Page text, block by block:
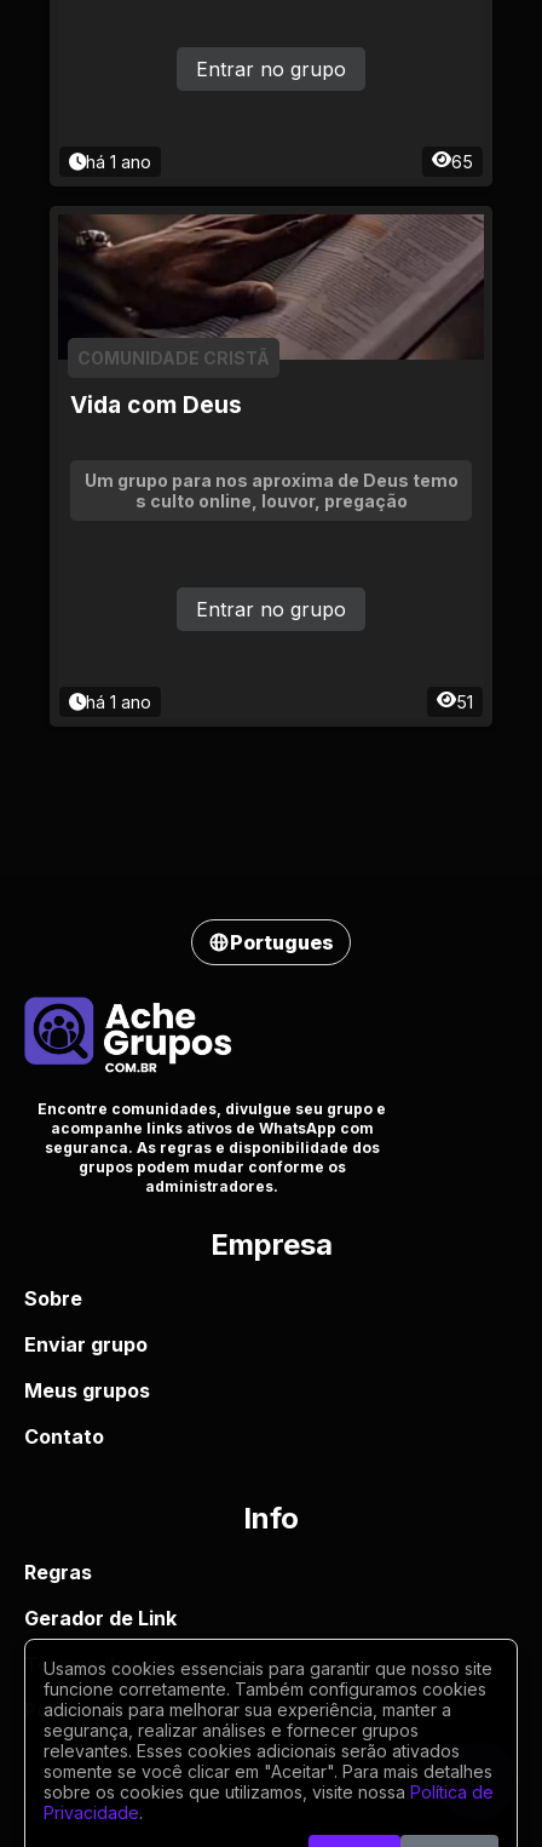
há 1 ano 65
Entrar no grupo
Vida com Deus
COMUNIDADE CRISTÃ
Um grupo para nos aproxima de Deus temo
s culto online, louvor, pregação
há 1 ano 51
Entrar no grupo
Portugues
Encontre comunidades, divulgue seu grupo e
acompanhe links ativos de WhatsApp com
seguranca. As regras e disponibilidade dos
grupos podem mudar conforme os
administradores.
Empresa
Sobre
Enviar grupo
Meus grupos
Contato
Info
Regras
Gerador de Link
Termos de uso
Politica de privacidade
Usamos cookies essenciais para garantir que nosso site
funcione corretamente. Também configuramos cookies
adicionais para melhorar sua experiência, manter a
segurança, realizar análises e fornecer grupos
relevantes. Esses cookies adicionais serão ativados
somente se você clicar em "Aceitar". Para mais detalhes
sobre os cookies que utilizamos, visite nossa Política de
Privacidade.